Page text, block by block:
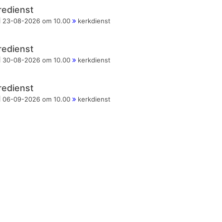
23-08-2026 om 10.00 kerkdienst
30-08-2026 om 10.00 kerkdienst
06-09-2026 om 10.00 kerkdienst